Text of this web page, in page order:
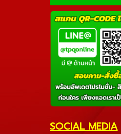
SOCIAL MEDIA